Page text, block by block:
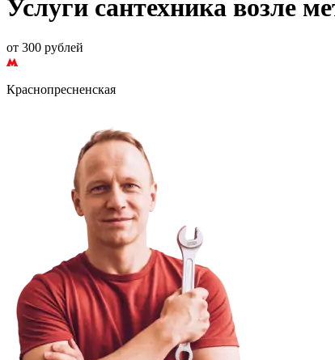
Услуги сантехника возле
от 300 рублей
Краснопресненская